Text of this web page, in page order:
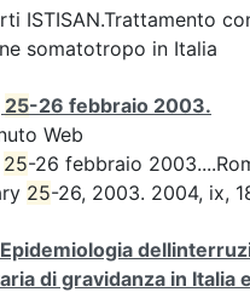
ISTISAN.Trattamento
somatotropo in Italia
25-26 febbraio 2003.
Web
25-26 febbraio
25-26, 2003. 2004, ix,
Epidemiologia
di gravidanza in Italia e